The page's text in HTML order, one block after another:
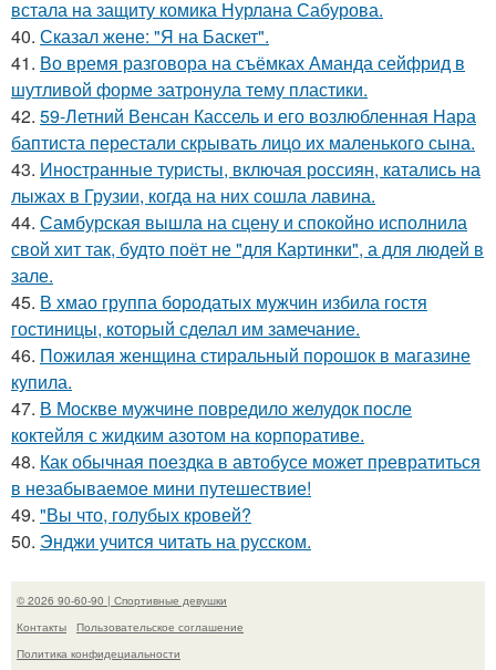
встала на защиту комика Нурлана Сабурова.
40. Сказал жене: "Я на Баскет".
41. Во время разговора на съёмках Аманда сейфрид в
шутливой форме затронула тему пластики.
42. 59-Летний Венсан Кассель и его возлюбленная Нара
баптиста перестали скрывать лицо их маленького сына.
43. Иностранные туристы, включая россиян, катались на
лыжах в Грузии, когда на них сошла лавина.
44. Самбурская вышла на сцену и спокойно исполнила
свой хит так, будто поёт не "для Картинки", а для людей в
зале.
45. В хмао группа бородатых мужчин избила гостя
гостиницы, который сделал им замечание.
46. Пожилая женщина стиральный порошок в магазине
купила.
47. В Москве мужчине повредило желудок после
коктейля с жидким азотом на корпоративе.
48. Как обычная поездка в автобусе может превратиться
в незабываемое мини путешествие!
49. "Вы что, голубых кровей?
50. Энджи учится читать на русском.
© 2026 90-60-90 | Спортивные девушки
Контакты
Пользовательское соглашение
Политика конфидециальности